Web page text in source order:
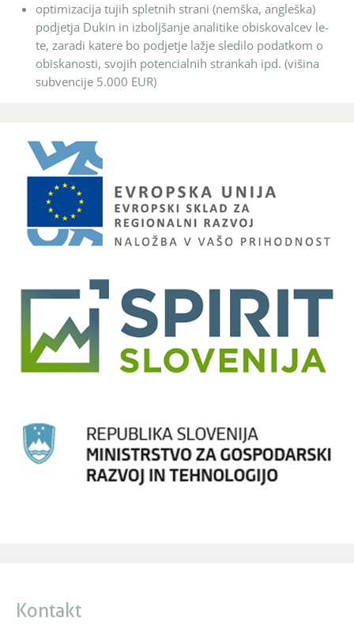
optimizacija tujih spletnih strani (nemška, angleška)
podjetja Dukin in izboljšanje analitike obiskovalcev le-
te, zaradi katere bo podjetje lažje sledilo podatkom o
obiskanosti, svojih potencialnih strankah ipd. (višina
subvencije 5.000 EUR)
Kontakt